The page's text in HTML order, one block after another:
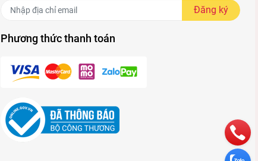
Đăng ký
Phương thức thanh toán